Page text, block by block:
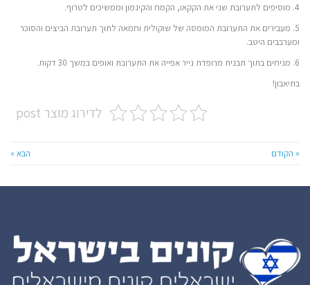
4. מוסיפים לתערובת שני את הקקאו, הקמח והקינמון וממשיכים לטרוף.
5. מעבירים את התערובת המומסה של שוקולית וחמאה לתוך תערובת הביצים והסוכר
ומערבבים היטב.
6. מניחים בתוך תבנית מרופדת נייר אפייה את התערובת ואופים במשך 30 דקות.
בתיאבון!
לדירוג מוצר post
« הקודם הבא »